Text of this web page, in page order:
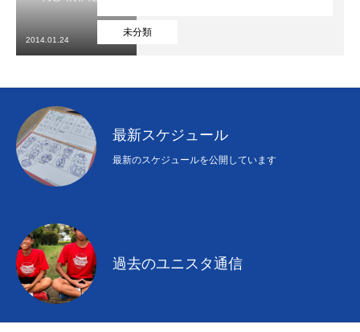
未分類
2014.01.24
最新スケジュール
最新のスケジュールを公開しています
過去のユニスタ通信